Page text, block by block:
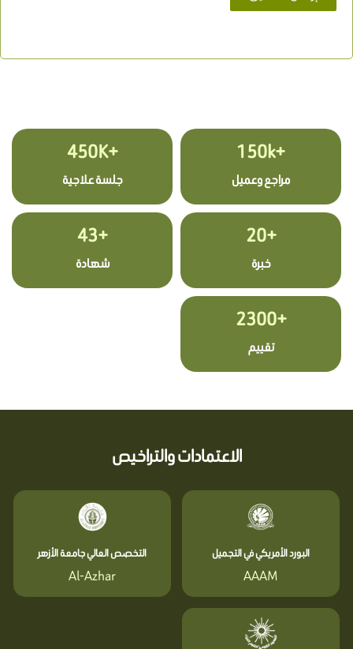
+150k
مراجع وعميل
+450K
جلسة علاجية
+20
خبرة
+43
شهادة
+2300
تقييم
الاعتمادات والتراخيص
البورد الأمريكي في التجميل
AAAM
التخصص العالي جامعة الأزهر
Al-Azhar